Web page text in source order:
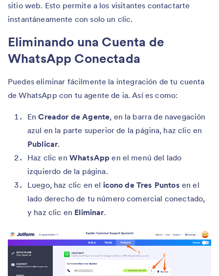
sitio web. Esto permite a los visitantes contactarte
instantáneamente con solo un clic.
Eliminando una Cuenta de
WhatsApp Conectada
Puedes eliminar fácilmente la integración de tu cuenta
de WhatsApp con tu agente de ia. Así es como:
EnCreador de Agente, en la barra de navegación
azul en la parte superior de la página, haz clic en
Publicar.
Haz clic en WhatsApp en el menú del lado
izquierdo de la página.
Luego, haz clic en el icono de Tres Puntos en el
lado derecho de tu número comercial conectado,
y haz clic en Eliminar.